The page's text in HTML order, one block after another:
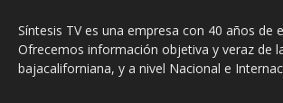
Síntesis TV es una empresa con 40 años de
Ofrecemos información objetiva y veraz de
bajacaliforniana, y a nivel Nacional e